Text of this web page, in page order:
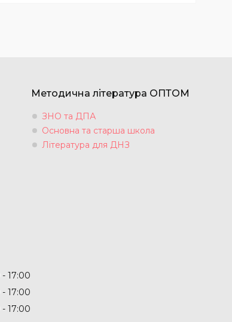
Методична література ОПТОМ
ЗНО та ДПА
Основна та старша школа
Література для ДНЗ
17:00
17:00
17:00